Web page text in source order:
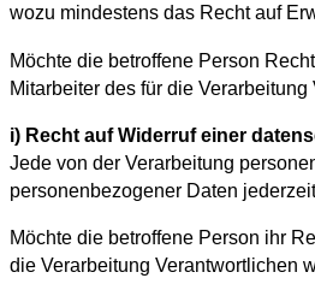
wozu mindestens das Recht auf
Möchte die betroffene Person
Mitarbeiter des für die Verarbeitung
i) Recht auf Widerruf einer
Jede von der Verarbeitung
personenbezogener Daten
Möchte die betroffene Person ihr
die Verarbeitung Verantwortlichen